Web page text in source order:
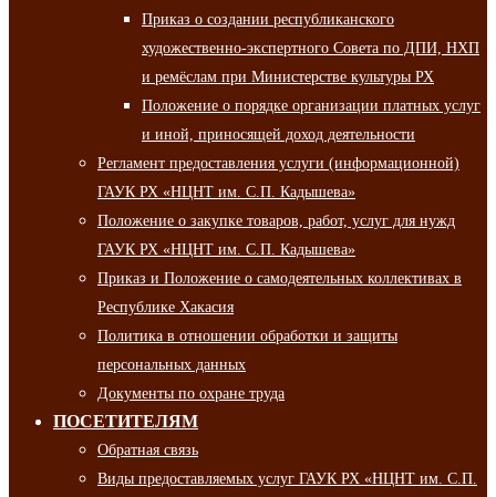
Приказ о создании республиканского
художественно-экспертного Совета по ДПИ, НХП
и ремёслам при Министерстве культуры РХ
Положение о порядке организации платных услуг
и иной, приносящей доход деятельности
Регламент предоставления услуги (информационной)
ГАУК РХ «НЦНТ им. С.П. Кадышева»
Положение о закупке товаров, работ, услуг для нужд
ГАУК РХ «НЦНТ им. С.П. Кадышева»
Приказ и Положение о самодеятельных коллективах в
Республике Хакасия
Политика в отношении обработки и защиты
персональных данных
Документы по охране труда
ПОСЕТИТЕЛЯМ
Обратная связь
Виды предоставляемых услуг ГАУК РХ «НЦНТ им. С.П.